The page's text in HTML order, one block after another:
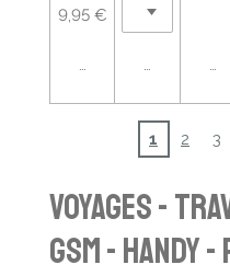
9,95 €
Ajouter au panier
Ajouter au
1 2 3
Voyages -
GSM - HANDY -